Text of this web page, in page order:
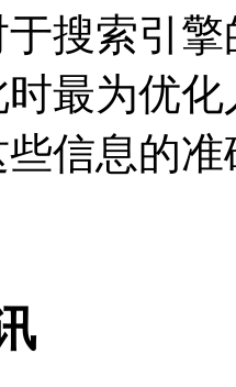
搜索引
最为优
信息的